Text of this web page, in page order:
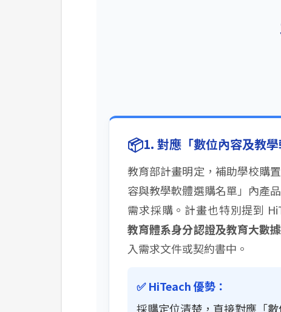
📦1. 對應「數位內容及教
教育部計畫明定，補助學校購
容與教學軟體選購名單」內產
需求採購。計畫也特別提到
教育體系身分認證及教育大數
入需求文件或契約書中。
✅ HiTeach 優勢：
採購定位清楚，直接對應「